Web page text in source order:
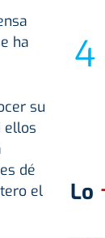
ha
su
ellos
dé
el
Lo